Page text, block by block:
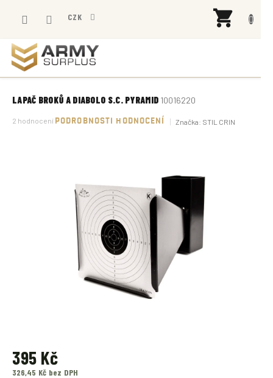
CZK
LAPAČ BROKŮ A DIABOLO S.C. PYRAMID 10016220
Průměrné
2 hodnocení PODROBNOSTI HODNOCENÍ Značka: STIL CRIN
395 Kč
326,45 Kč bez DPH